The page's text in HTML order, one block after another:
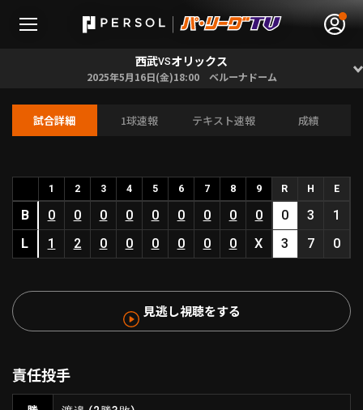
HOME
動画
ファーム東地区
ニュース
西武VSオリックス
2025年5月16日(金)18:00 ベルーナドーム
試合詳細 1球速報 テキスト速報 成績
1 2 3 4 5 6 7 8 9 R H E
B 0 0 0 0 0 0 0 0 0 0 3
1
L
1 2 0 0 0 0 0 0 X 3 7 0
見逃し視聴をする
責任投手